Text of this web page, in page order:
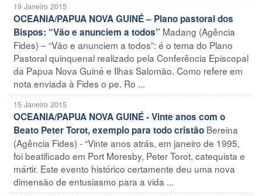
19 Janeiro 2015
OCEANIA/PAPUA NOVA GUINÉ – Plano pastoral dos
Bispos: “Vão e anunciem a todos” Madang (Agência
Fides) – “Vão e anunciem a todos”: é o tema do Plano
Pastoral quinquenal realizado pela Conferência Episcopal
da Papua Nova Guiné e Ilhas Salomão. Como refere em
nota enviada à Fides o pe. Ro ...
15 Janeiro 2015
OCEANIA/PAPUA NOVA GUINÉ - Vinte anos com o
Beato Peter Torot, exemplo para todo cristão Bereina
(Agência Fides) - “Vinte anos atrás, em janeiro de 1995,
foi beatificado em Port Moresby, Peter Torot, catequista e
mártir. Este evento histórico certamente deu uma nova
dimensão de entusiasmo para a vida ...